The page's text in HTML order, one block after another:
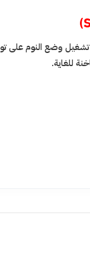
اسبلت تليزون 21200 وحدة
للغاية.